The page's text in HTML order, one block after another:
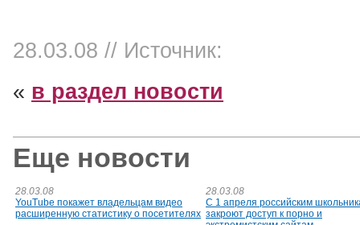
28.03.08 // Источник:
« в раздел новости
Еще новости
28.03.08
YouTube покажет владельцам видео
расширенную статистику о посетителях
28.03.08
С 1 апреля российским
закроют доступ к порно и